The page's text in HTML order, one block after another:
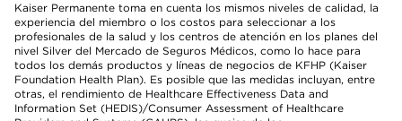
Kaiser Permanente toma en cuenta los mismos niveles de calidad, la
experiencia del miembro o los costos para seleccionar a los
profesionales de la salud y los centros de atención en los planes del
nivel Silver del Mercado de Seguros Médicos, como lo hace para
todos los demás productos y líneas de negocios de KFHP (Kaiser
Foundation Health Plan). Es posible que las medidas incluyan, entre
otras, el rendimiento de Healthcare Effectiveness Data and
Information Set (HEDIS)/Consumer Assessment of Healthcare